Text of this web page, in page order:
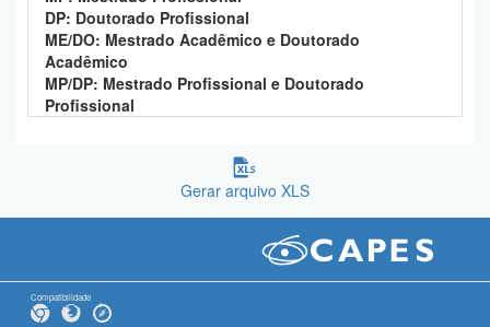
DP: Doutorado Profissional
ME/DO: Mestrado Acadêmico e Doutorado
Acadêmico
MP/DP: Mestrado Profissional e Doutorado
Profissional
Gerar arquivo XLS
Compatibilidade